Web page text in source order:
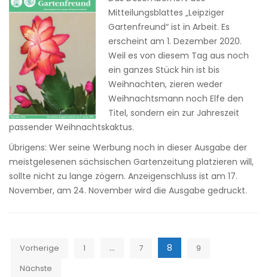
Mitteilungsblattes „Leipziger
Gartenfreund“ ist in Arbeit. Es
erscheint am 1. Dezember 2020.
Weil es von diesem Tag aus noch
ein ganzes Stück hin ist bis
Weihnachten, zieren weder
Weihnachtsmann noch Elfe den
Titel, sondern ein zur Jahreszeit
passender Weihnachtskaktus.
Übrigens: Wer seine Werbung noch in dieser Ausgabe der
meistgelesenen sächsischen Gartenzeitung platzieren will,
sollte nicht zu lange zögern. Anzeigenschluss ist am 17.
November, am 24. November wird die Ausgabe gedruckt.
Seitennummerierung
der
Vorherige 1 … 7 8
9
Nächste